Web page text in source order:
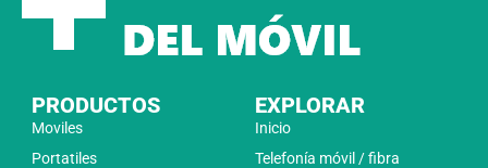
PRODUCTOS
Moviles
Portatiles
EXPLORAR
Inicio
Telefonía móvil / fibra